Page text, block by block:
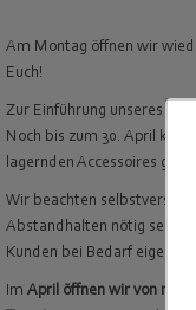
Am Montag öffnen wir
Euch!
Zur Einführung unseres
Noch bis zum 30. April
lagernden Accessoires gibt
Wir beachten
Abstandhalten nötig sein,
Kunden bei Bedarf eigene
Im April öffnen wir von mo –